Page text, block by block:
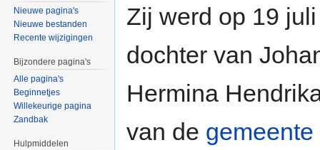
Zij werd op 19
dochter van
Hermina
van de
Nieuwe pagina's
Nieuwe bestanden
Recente wijzigingen
Bijzondere pagina's
Alle pagina's
Beginnetjes
Willekeurige pagina
Zandbak
Hulpmiddelen